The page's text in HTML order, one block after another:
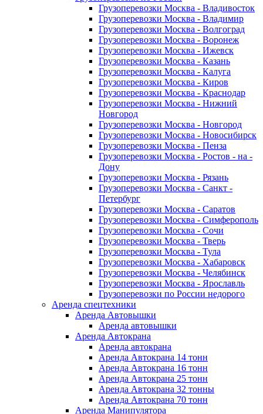
Грузоперевозки Москва - Владивосток
Грузоперевозки Москва - Владимир
Грузоперевозки Москва - Волгоград
Грузоперевозки Москва - Воронеж
Грузоперевозки Москва - Ижевск
Грузоперевозки Москва - Казань
Грузоперевозки Москва - Калуга
Грузоперевозки Москва - Киров
Грузоперевозки Москва - Краснодар
Грузоперевозки Москва - Нижний
Новгород
Грузоперевозки Москва - Новгород
Грузоперевозки Москва - Новосибирск
Грузоперевозки Москва - Пенза
Грузоперевозки Москва - Ростов - на -
Дону
Грузоперевозки Москва - Рязань
Грузоперевозки Москва - Санкт -
Петербург
Грузоперевозки Москва - Саратов
Грузоперевозки Москва - Симферополь
Грузоперевозки Москва - Сочи
Грузоперевозки Москва - Тверь
Грузоперевозки Москва - Тула
Грузоперевозки Москва - Хабаровск
Грузоперевозки Москва - Челябинск
Грузоперевозки Москва - Ярославль
Грузоперевозки по России недорого
Аренда спецтехники
Аренда Автовышки
Аренда автовышки
Аренда Автокрана
Аренда автокрана
Аренда Автокрана 14 тонн
Аренда Автокрана 16 тонн
Аренда Автокрана 25 тонн
Аренда Автокрана 32 тонны
Аренда Автокрана 70 тонн
Аренда Манипулятора